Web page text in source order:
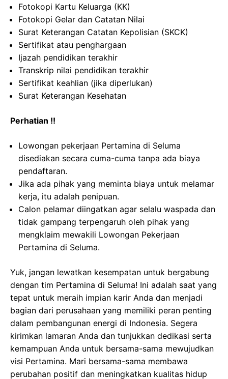
Fotokopi Kartu Keluarga (KK)
Fotokopi Gelar dan Catatan Nilai
Surat Keterangan Catatan Kepolisian (SKCK)
Sertifikat atau penghargaan
Ijazah pendidikan terakhir
Transkrip nilai pendidikan terakhir
Sertifikat keahlian (jika diperlukan)
Surat Keterangan Kesehatan
Perhatian !!
Lowongan pekerjaan Pertamina di Seluma
disediakan secara cuma-cuma tanpa ada biaya
pendaftaran.
Jika ada pihak yang meminta biaya untuk melamar
kerja, itu adalah penipuan.
Calon pelamar diingatkan agar selalu waspada dan
tidak gampang terpengaruh oleh pihak yang
mengklaim mewakili Lowongan Pekerjaan
Pertamina di Seluma.
Yuk, jangan lewatkan kesempatan untuk bergabung
dengan tim Pertamina di Seluma! Ini adalah saat yang
tepat untuk meraih impian karir Anda dan menjadi
bagian dari perusahaan yang memiliki peran penting
dalam pembangunan energi di Indonesia. Segera
kirimkan lamaran Anda dan tunjukkan dedikasi serta
kemampuan Anda untuk bersama-sama mewujudkan
visi Pertamina. Mari bersama-sama membawa
perubahan positif dan meningkatkan kualitas hidup